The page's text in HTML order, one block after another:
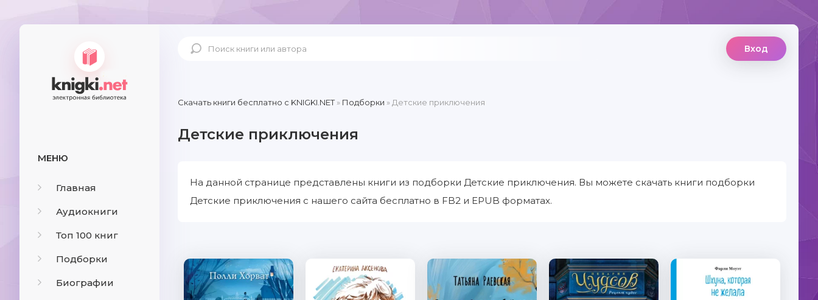
МЕНЮ
Главная
Аудиокниги
Топ 100 книг
Подборки
Биографии
Вход
Скачать книги бесплатно c KNIGKI.NET» Подборки » Детские приключения
Детские приключения
На данной странице представлены книги из подборки Детские приключения. Вы можете скачать книги подборки
Детские приключения с нашего сайта бесплатно в FB2 и EPUB форматах.